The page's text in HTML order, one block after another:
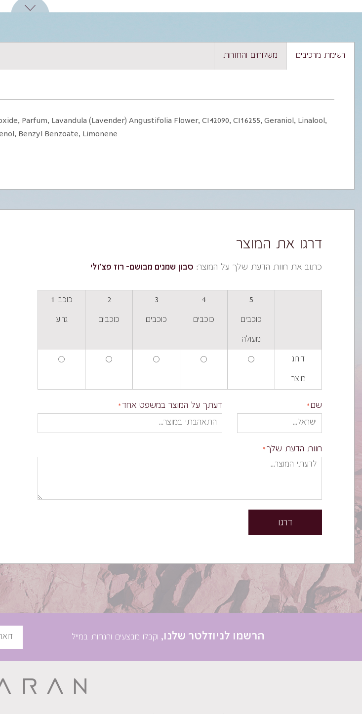
רשימת מרכיבים משלוחים והחזרות
Parfum, Lavandula (Lavender) Angustifolia Flower, CI42090, CI16255, Geraniol, Linalool,
Benzyl Benzoate, Limonene.
דרגו את המוצר
כתוב את חוות הדעת שלך על המוצר: סבון שמנים מבושם- רוז פצ'ולי
5
כוכבים
מעולה
4
כוכבים
3
כוכבים
2
כוכבים
כוכב 1
גרוע
דירוג
מוצר
שם דעתך על המוצר במשפט אחד
חוות הדעת שלך
דרגו
הרשמו לניוזלטר שלנו, וקבלו מבצעים והנחות במייל